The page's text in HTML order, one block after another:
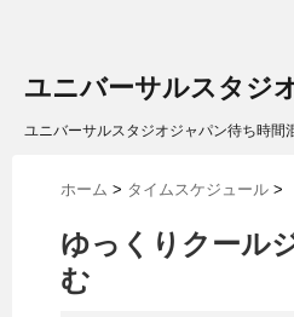
ユニバーサルスタジ
ユニバーサルスタジオジャパン待ち時間
ホーム > タイムスケジュール >
ゆっくりクール
む